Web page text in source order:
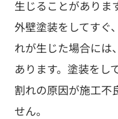
生じることがありま
外壁塗装をしてすぐ
れが生じた場合には
あります。塗装をし
割れの原因が施工不
せん。